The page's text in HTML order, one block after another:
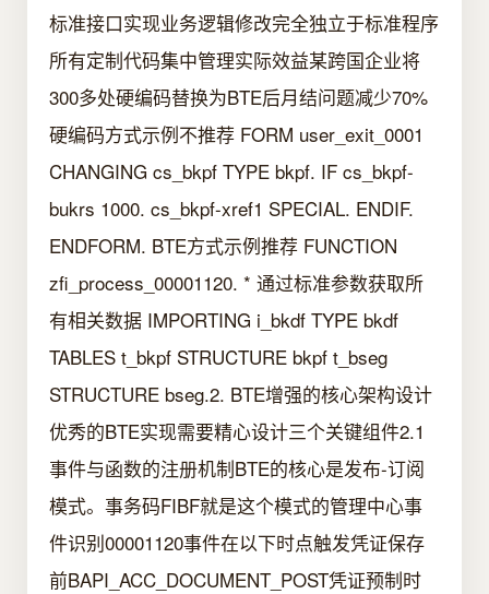
标准接口实现业务逻辑修改完全独立于标准程序
所有定制代码集中管理实际效益某跨国企业将
300多处硬编码替换为BTE后月结问题减少70%
硬编码方式示例不推荐 FORM user_exit_0001
CHANGING cs_bkpf TYPE bkpf. IF cs_bkpf-
bukrs 1000. cs_bkpf-xref1 SPECIAL. ENDIF.
ENDFORM. BTE方式示例推荐 FUNCTION
zfi_process_00001120. * 通过标准参数获取所
有相关数据 IMPORTING i_bkdf TYPE bkdf
TABLES t_bkpf STRUCTURE bkpf t_bseg
STRUCTURE bseg.2. BTE增强的核心架构设计
优秀的BTE实现需要精心设计三个关键组件2.1
事件与函数的注册机制BTE的核心是发布-订阅
模式。事务码FIBF就是这个模式的管理中心事
件识别00001120事件在以下时点触发凭证保存
前BAPI_ACC_DOCUMENT_POST凭证预制时